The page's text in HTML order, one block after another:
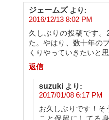
ジェームズ より:
2016/12/13 8:02 PM
久しぶりの投稿です
た。やはり、数十年の
くりやっていきたいと
返信
suzuki より:
2017/01/08 6:17 PM
お久しぶりです！